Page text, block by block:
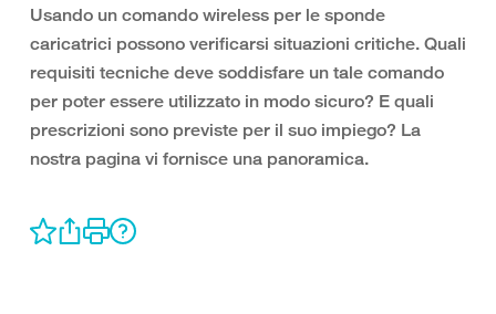
Usando un comando wireless per le sponde
caricatrici possono verificarsi situazioni critiche. Quali
requisiti tecniche deve soddisfare un tale comando
per poter essere utilizzato in modo sicuro? E quali
prescrizioni sono previste per il suo impiego? La
nostra pagina vi fornisce una panoramica.